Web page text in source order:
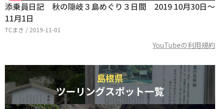
添乗員日記 秋の隠岐３島めぐり３日間 2019 10月30日〜
11月1日
TCまき / 2019-11-01
YouTubeの利用規約
島根県
ツーリングスポット一覧